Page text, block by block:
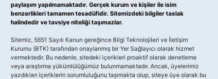
paylaşım yapılmamaktadır. Gerçek kurum ve kişiler ile isim
benzerlikleri tamamen tesadüfidir. Sitemizdeki bilgiler taslak
halindedir ve tavsiye niteliği taşımazlar.
Sitemiz, 5651 Sayılı Kanun gereğince Bilgi Teknolojileri ve İletişim
Kurumu (BTK) tarafından onaylanmış bir Yer Sağlayıcı olarak hizmet
vermektedir. Bu nedenle, sitedeki içerikleri proaktif olarak denetleme
veya araştırma yükümlülüğümüz bulunmamaktadır. Ancak, üyelerimiz
yazdıkları içeriklerin sorumluluğunu taşımakta olup, siteye üye olarak bu